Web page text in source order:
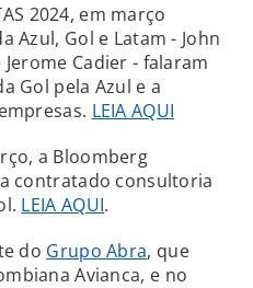
2024, em março
Azul, Gol e Latam - John
Cadier - falaram
Gol pela Azul e a
LEIA AQUI
a Bloomberg
contratado consultoria
LEIA AQUI.
do Grupo Abra, que
Avianca, e no